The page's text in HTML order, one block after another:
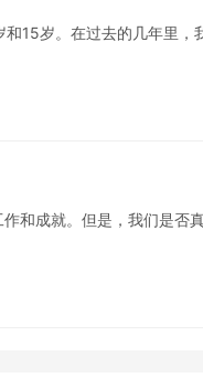
15岁。在过去的几年里，
和成就。但是，我们是否